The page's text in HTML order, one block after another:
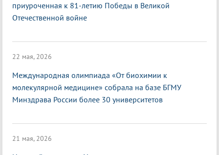
приуроченная к 81-летию Победы в Великой
Отечественной войне
22 мая, 2026
Международная олимпиада «От биохимии к
молекулярной медицине» собрала на базе БГМУ
Минздрава России более 30 университетов
21 мая, 2026